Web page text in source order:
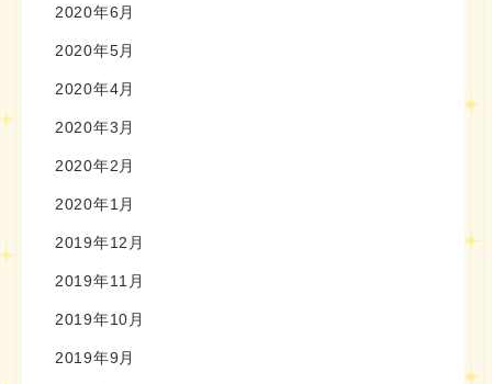
2020年6月
2020年5月
2020年4月
2020年3月
2020年2月
2020年1月
2019年12月
2019年11月
2019年10月
2019年9月